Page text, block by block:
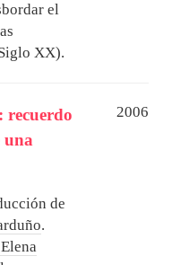
el
XX).
recuerdo
una
2006
de
.